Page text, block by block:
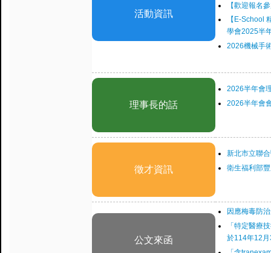
活動資訊
【歡迎報名
【E-School
學會2025半
2026機械手
理事長的話
2026半年會
2026半年會
徵才資訊
新北市立聯
衛生福利部
公文來函
因應梅毒防
「特定醫療
於114年12